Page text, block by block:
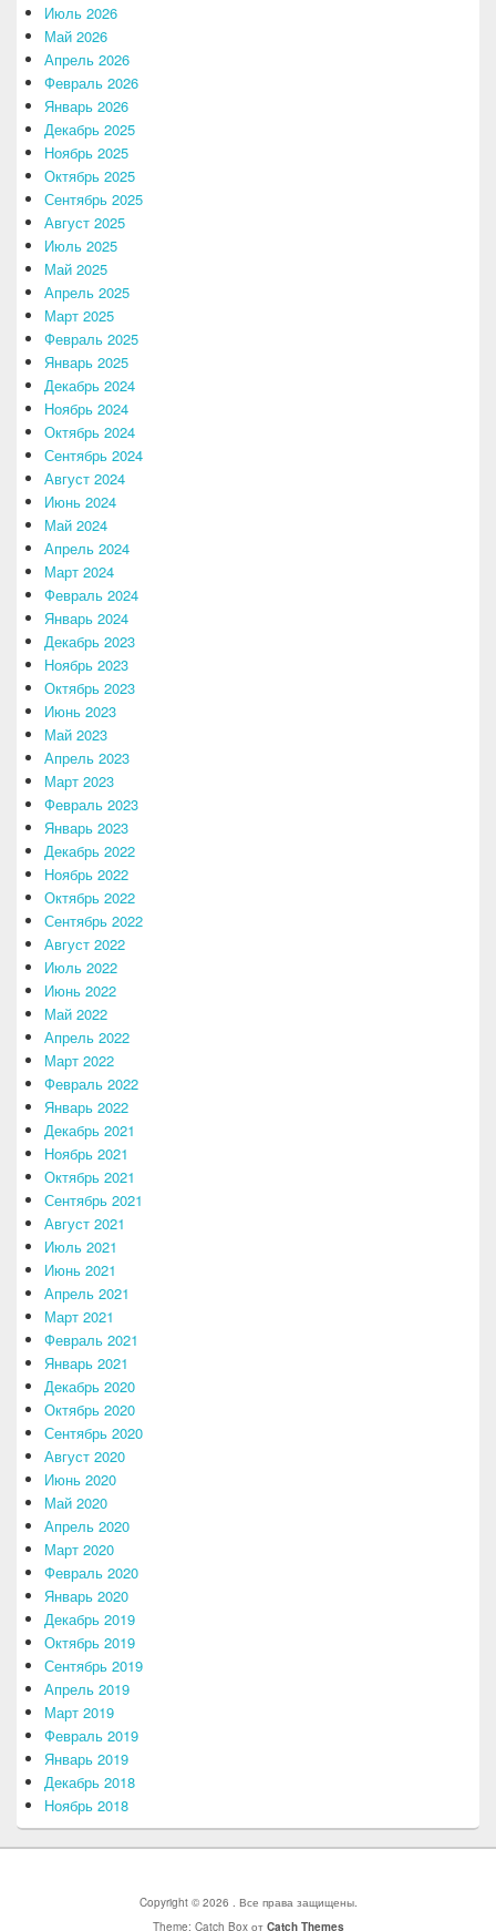
Июль 2026
Май 2026
Апрель 2026
Февраль 2026
Январь 2026
Декабрь 2025
Ноябрь 2025
Октябрь 2025
Сентябрь 2025
Август 2025
Июль 2025
Май 2025
Апрель 2025
Март 2025
Февраль 2025
Январь 2025
Декабрь 2024
Ноябрь 2024
Октябрь 2024
Сентябрь 2024
Август 2024
Июнь 2024
Май 2024
Апрель 2024
Март 2024
Февраль 2024
Январь 2024
Декабрь 2023
Ноябрь 2023
Октябрь 2023
Июнь 2023
Май 2023
Апрель 2023
Март 2023
Февраль 2023
Январь 2023
Декабрь 2022
Ноябрь 2022
Октябрь 2022
Сентябрь 2022
Август 2022
Июль 2022
Июнь 2022
Май 2022
Апрель 2022
Март 2022
Февраль 2022
Январь 2022
Декабрь 2021
Ноябрь 2021
Октябрь 2021
Сентябрь 2021
Август 2021
Июль 2021
Июнь 2021
Апрель 2021
Март 2021
Февраль 2021
Январь 2021
Декабрь 2020
Октябрь 2020
Сентябрь 2020
Август 2020
Июнь 2020
Май 2020
Апрель 2020
Март 2020
Февраль 2020
Январь 2020
Декабрь 2019
Октябрь 2019
Сентябрь 2019
Апрель 2019
Март 2019
Февраль 2019
Январь 2019
Декабрь 2018
Ноябрь 2018
Copyright © 2026
. Все права защищены.
Theme: Catch Box от Catch Themes